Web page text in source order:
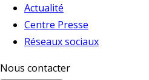
Actualité
Centre Presse
Réseaux sociaux
Nous contacter